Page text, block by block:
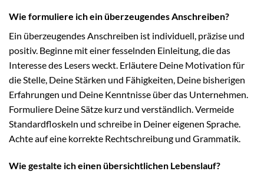
Wie formuliere ich ein überzeugendes Anschreiben?
Ein überzeugendes Anschreiben ist individuell, präzise und
positiv. Beginne mit einer fesselnden Einleitung, die das
Interesse des Lesers weckt. Erläutere Deine Motivation für
die Stelle, Deine Stärken und Fähigkeiten, Deine bisherigen
Erfahrungen und Deine Kenntnisse über das Unternehmen.
Formuliere Deine Sätze kurz und verständlich. Vermeide
Standardfloskeln und schreibe in Deiner eigenen Sprache.
Achte auf eine korrekte Rechtschreibung und Grammatik.
Wie gestalte ich einen übersichtlichen Lebenslauf?